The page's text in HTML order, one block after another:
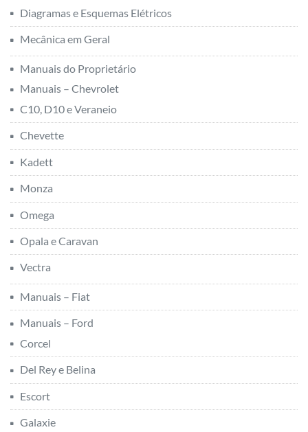
Diagramas e Esquemas Elétricos
Mecânica em Geral
Manuais do Proprietário
Manuais – Chevrolet
C10, D10 e Veraneio
Chevette
Kadett
Monza
Omega
Opala e Caravan
Vectra
Manuais – Fiat
Manuais – Ford
Corcel
Del Rey e Belina
Escort
Galaxie